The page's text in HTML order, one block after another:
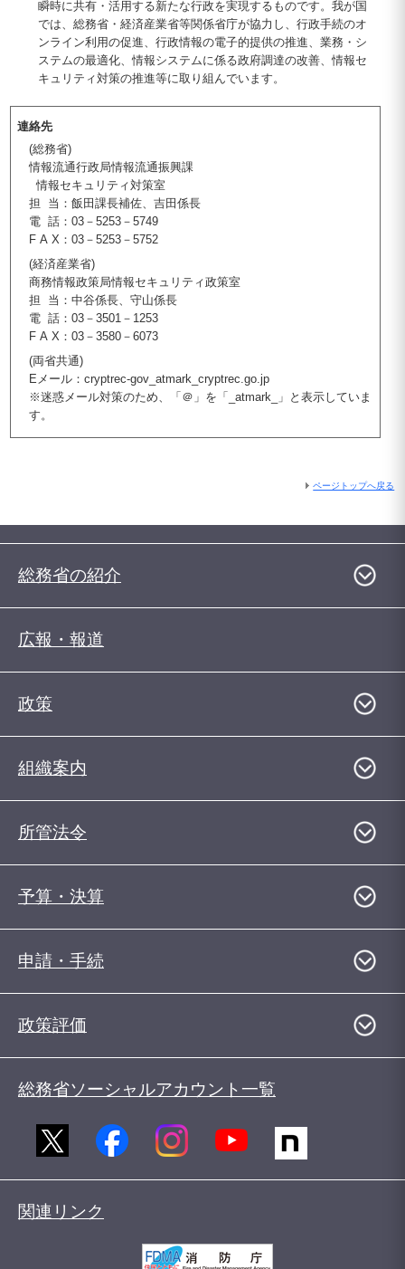
瞬時に共有・活用する新たな行政を実現するものです。我が国
では、総務省・経済産業省等関係省庁が協力し、行政手続のオ
ンライン利用の促進、行政情報の電子的提供の推進、業務・シ
ステムの最適化、情報システムに係る政府調達の改善、情報セ
キュリティ対策の推進等に取り組んでいます。
連絡先
(総務省)
情報流通行政局情報流通振興課
情報セキュリティ対策室
担 当：飯田課長補佐、吉田係長
電 話：03－5253－5749
F A X：03－5253－5752
(経済産業省)
商務情報政策局情報セキュリティ政策室
担 当：中谷係長、守山係長
電 話：03－3501－1253
F A X：03－3580－6073
(両省共通)
Eメール：cryptrec-gov_atmark_cryptrec.go.jp
※迷惑メール対策のため、「＠」を「_atmark_」と表示していま
す。
ページトップへ戻る
総務省の紹介
広報・報道
政策
組織案内
所管法令
予算・決算
申請・手続
政策評価
総務省ソーシャルアカウント一覧
関連リンク